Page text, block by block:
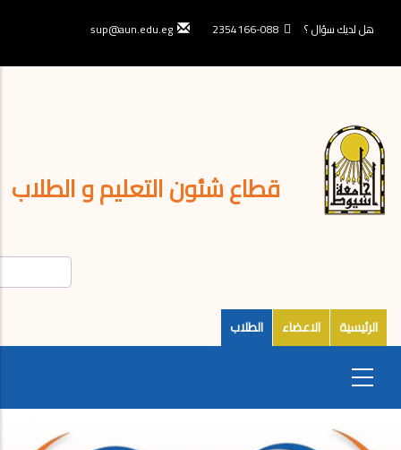
الرئيسي
هل لديك سؤال ؟ 088-2354166
sup@aun.edu.eg
قطاع شئون التعليم و الطلاب
الرئيسية الاعضاء الطلاب